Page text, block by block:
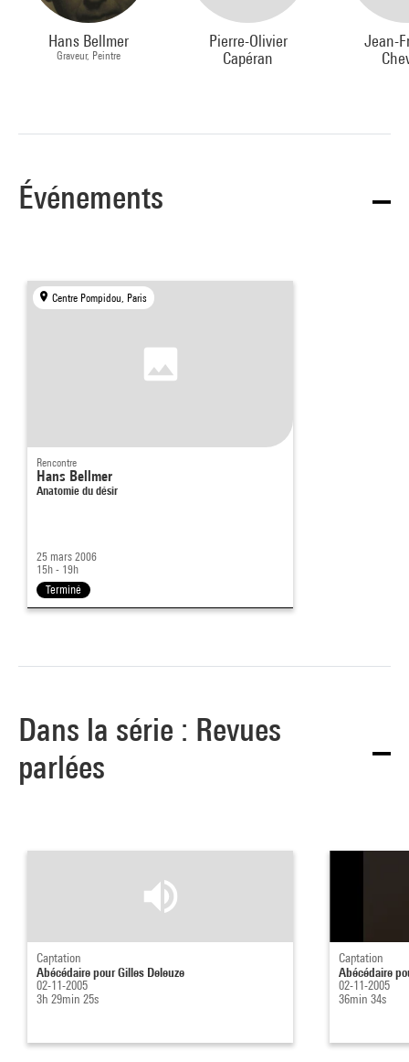
Hans Bellmer
Graveur, Peintre
Pierre-Olivier
Capéran
Jean-
Événements
Centre Pompidou, Paris
Rencontre
Hans Bellmer
Anatomie du désir
25 mars 2006
15h - 19h
Terminé
Dans la série : Revues
parlées
Captation
Abécédaire pour Gilles Deleuze
02-11-2005
3h 29min 25s
Captation
Abécédaire
02-11-2005
36min 34s